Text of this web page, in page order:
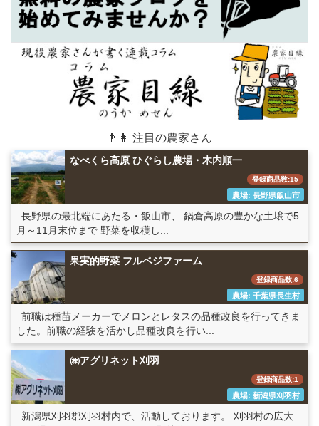
👨👩 注目の農家さん
なべくら高原 ひぐらし農場・木内順一
登録商品数:15
農場: 長野県飯山市
長野県の最北端にあたる・飯山市、 鍋倉高原の豊かな土壌で5
月～11月末位まで 野菜を収穫し...
果実的野菜 フルベジファーム
登録商品数:6
農場: 千葉県長生村
前職は種苗メーカーでメロンとレタスの品種改良を行ってきま
した。前職の経験を活かし品種改良を行い...
㈱アグリネット刈羽
登録商品数:1
農場: 新潟県刈羽村
新潟県刈羽郡刈羽村内で、活動しております。 刈羽村の広大